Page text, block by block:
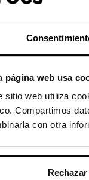
página web usa
sitio web utiliza
Compartimos
con otra
Rechazar
este
-30%